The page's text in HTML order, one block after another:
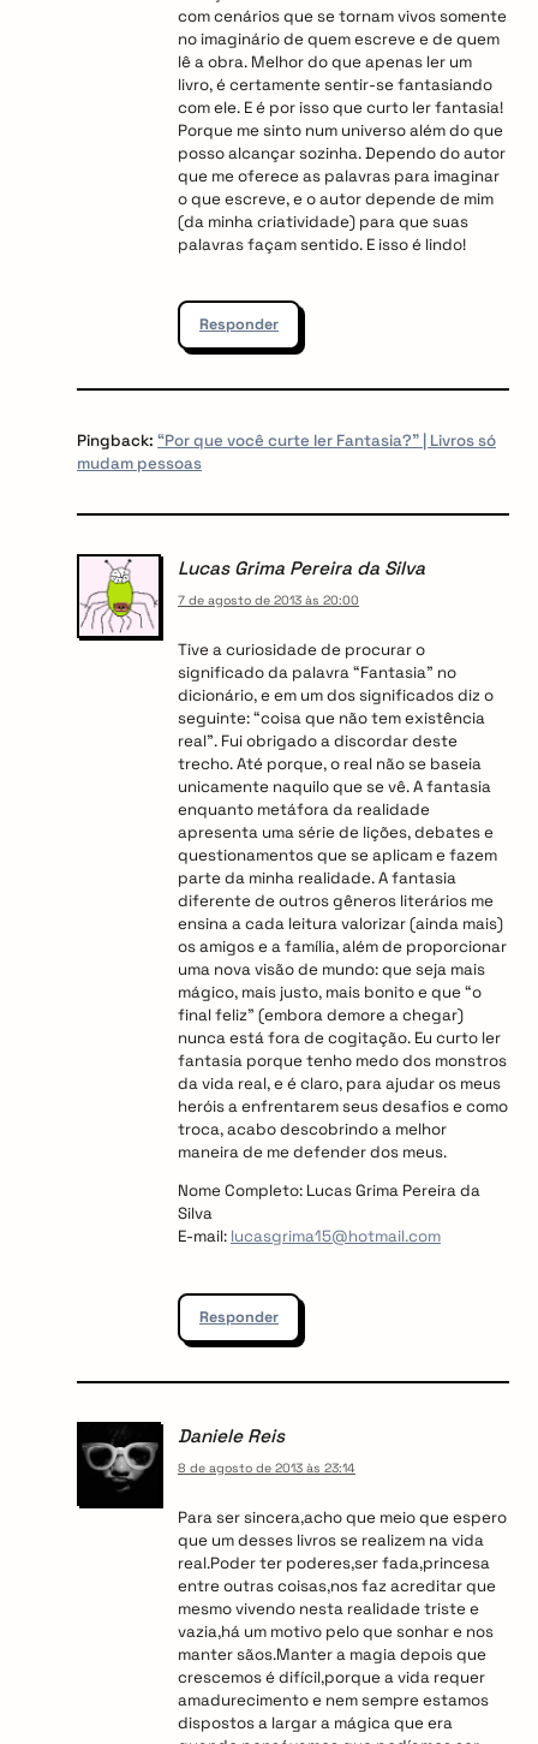
com cenários que se tornam vivos somente
no imaginário de quem escreve e de quem
lê a obra. Melhor do que apenas ler um
livro, é certamente sentir-se fantasiando
com ele. E é por isso que curto ler fantasia!
Porque me sinto num universo além do que
posso alcançar sozinha. Dependo do autor
que me oferece as palavras para imaginar
o que escreve, e o autor depende de mim
(da minha criatividade) para que suas
palavras façam sentido. E isso é lindo!
Responder
Pingback: “Por que você curte ler Fantasia?” | Livros só
mudam pessoas
Lucas Grima Pereira da Silva
7 de agosto de 2013 às 20:00
Tive a curiosidade de procurar o
significado da palavra “Fantasia” no
dicionário, e em um dos significados diz o
seguinte: “coisa que não tem existência
real”. Fui obrigado a discordar deste
trecho. Até porque, o real não se baseia
unicamente naquilo que se vê. A fantasia
enquanto metáfora da realidade
apresenta uma série de lições, debates e
questionamentos que se aplicam e fazem
parte da minha realidade. A fantasia
diferente de outros gêneros literários me
ensina a cada leitura valorizar (ainda mais)
os amigos e a família, além de proporcionar
uma nova visão de mundo: que seja mais
mágico, mais justo, mais bonito e que “o
final feliz” (embora demore a chegar)
nunca está fora de cogitação. Eu curto ler
fantasia porque tenho medo dos monstros
da vida real, e é claro, para ajudar os meus
heróis a enfrentarem seus desafios e como
troca, acabo descobrindo a melhor
maneira de me defender dos meus.
Nome Completo: Lucas Grima Pereira da
Silva
E-mail: lucasgrima15@hotmail.com
Responder
Daniele Reis
8 de agosto de 2013 às 23:14
Para ser sincera,acho que meio que espero
que um desses livros se realizem na vida
real.Poder ter poderes,ser fada,princesa
entre outras coisas,nos faz acreditar que
mesmo vivendo nesta realidade triste e
vazia,há um motivo pelo que sonhar e nos
manter sãos.Manter a magia depois que
crescemos é difícil,porque a vida requer
amadurecimento e nem sempre estamos
dispostos a largar a mágica que era